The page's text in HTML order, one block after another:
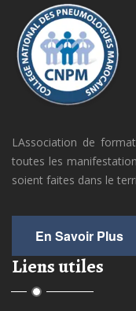
LAssociation de
toutes les
soient faites dans le
En Savoir Plus
Liens utiles